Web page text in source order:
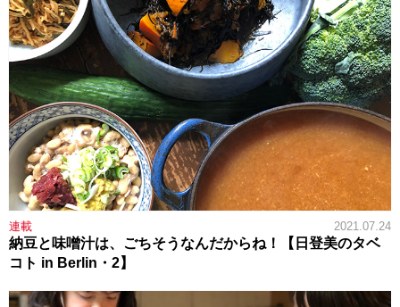
連載 2021.07.24
納豆と味噌汁は、ごちそうなんだからね！【日登美のタベ
コト in Berlin・2】